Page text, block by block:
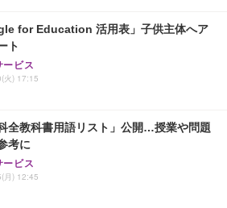
for Education 活用表」子供主体へア
ト
ービス
火) 17:15
科全教科書用語リスト」公開…授業や問題
考に
ービス
月) 12:45